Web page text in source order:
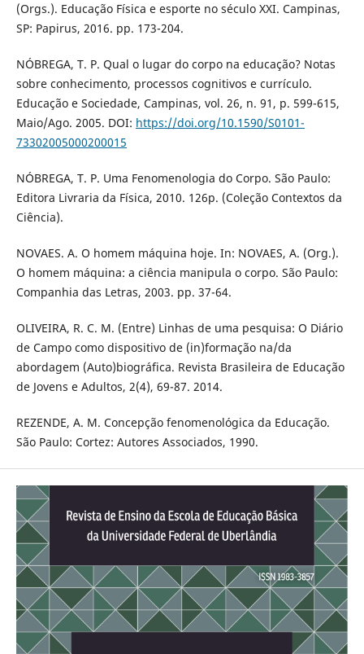
(Orgs.). Educação Física e esporte no século XXI. Campinas,
SP: Papirus, 2016. pp. 173-204.
NÓBREGA, T. P. Qual o lugar do corpo na educação? Notas
sobre conhecimento, processos cognitivos e currículo.
Educação e Sociedade, Campinas, vol. 26, n. 91, p. 599-615,
Maio/Ago. 2005. DOI: https://doi.org/10.1590/S0101-
73302005000200015
NÓBREGA, T. P. Uma Fenomenologia do Corpo. São Paulo:
Editora Livraria da Física, 2010. 126p. (Coleção Contextos da
Ciência).
NOVAES. A. O homem máquina hoje. In: NOVAES, A. (Org.).
O homem máquina: a ciência manipula o corpo. São Paulo:
Companhia das Letras, 2003. pp. 37-64.
OLIVEIRA, R. C. M. (Entre) Linhas de uma pesquisa: O Diário
de Campo como dispositivo de (in)formação na/da
abordagem (Auto)biográfica. Revista Brasileira de Educação
de Jovens e Adultos, 2(4), 69-87. 2014.
REZENDE, A. M. Concepção fenomenológica da Educação.
São Paulo: Cortez: Autores Associados, 1990.